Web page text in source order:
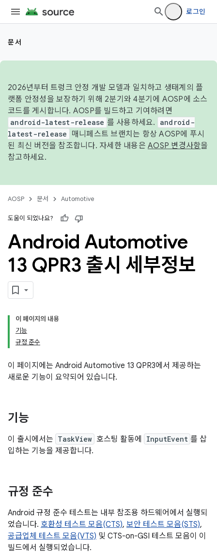
로그인
문서
2026년부터 트렁크 안정 개발 모델과 일치하고 생태계의 플
랫폼 안정성을 보장하기 위해 2분기와 4분기에 AOSP에 소스
코드를 게시합니다. AOSP를 빌드하고 기여하려면
android-latest-release 를 사용하세요.
android-
latest-release
매니페스트 브랜치는 항상 AOSP에 푸시
된 최신 버전을 참조합니다. 자세한 내용은 AOSP 변경사항을
참고하세요.
AOSP 문서 Automotive
도움이 되었나요?
Android Automotive
13 QPR3 출시 세부정보
이 페이지의 내용
기능
규정 준수
이 페이지에는 Android Automotive 13 QPR3에서 제공하는
새로운 기능이 요약되어 있습니다.
기능
이 출시에서는 TaskView 호스팅 활동에 InputEvent 를 삽
입하는 기능을 제공합니다.
규정 준수
Android 규정 준수 테스트는 내부 참조용 하드웨어에서 실행되
었습니다. 호환성 테스트 모음(CTS), 보안 테스트 모음(STS),
공급업체 테스트 모음(VTS) 및 CTS-on-GSI 테스트 모음이 이
빌드에서 실행되었습니다.